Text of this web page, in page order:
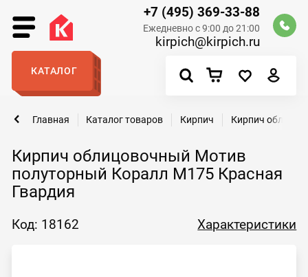
+7 (495) 369-33-88
Ежедневно с 9:00 до 21:00
kirpich@kirpich.ru
КАТАЛОГ
Кирпич облицовочный Мотив
полуторный Коралл М175 Красная
Гвардия
Главная Каталог товаров Кирпич Кирпич
Код: 18162 Характеристики